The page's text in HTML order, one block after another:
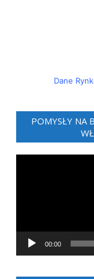
Dane
POMYSŁY NA
00:00